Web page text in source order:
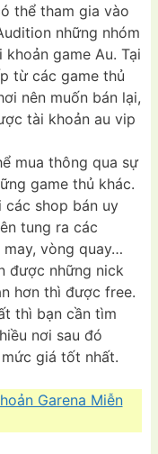
thể tham gia vào
những nhóm
game Au. Tại
từ các game thủ
nên muốn bán lại,
tài khoản au vip
mua thông qua sự
game thủ khác.
các shop bán uy
tung ra các
vòng quay…
được những nick
hơn thì được free.
thì bạn cần tìm
nơi sau đó
giá tốt nhất.
Garena Miễn